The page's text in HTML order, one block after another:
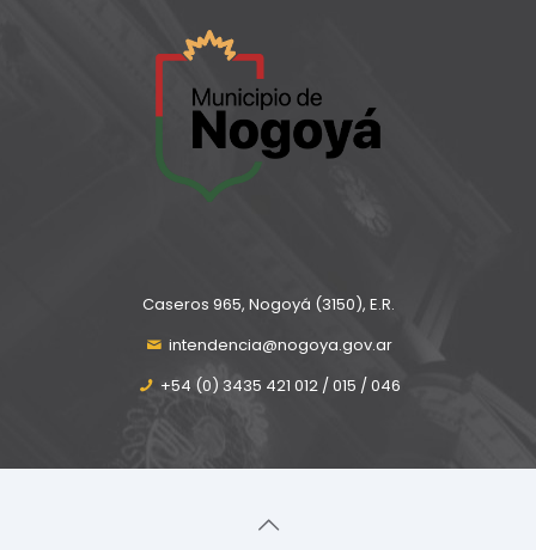
Caseros 965, Nogoyá (3150), E.R.
intendencia@nogoya.gov.ar
+54 (0) 3435 421 012 / 015 / 046